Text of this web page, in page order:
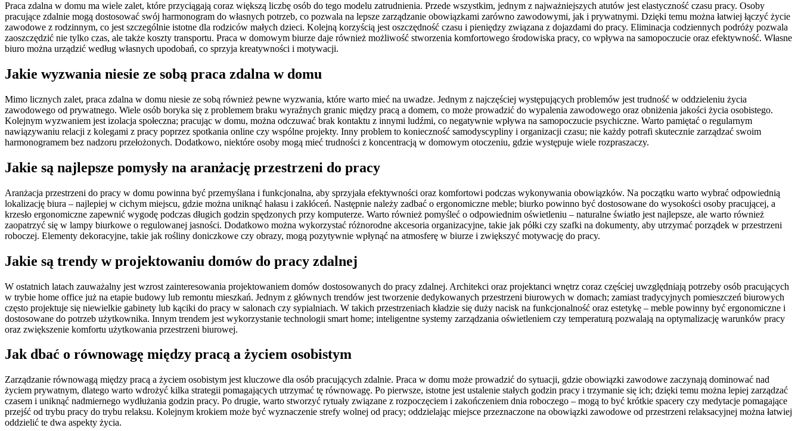
Praca zdalna w domu ma wiele zalet, które przyciągają coraz większą liczbę osób do tego modelu zatrudnienia. Przede wszystkim, jednym z najważniejszych atutów jest elastyczność czasu pracy. Osoby
pracujące zdalnie mogą dostosować swój harmonogram do własnych potrzeb, co pozwala na lepsze zarządzanie obowiązkami zarówno zawodowymi, jak i prywatnymi. Dzięki temu można łatwiej łączyć życie
zawodowe z rodzinnym, co jest szczególnie istotne dla rodziców małych dzieci. Kolejną korzyścią jest oszczędność czasu i pieniędzy związana z dojazdami do pracy. Eliminacja codziennych podróży pozwala
zaoszczędzić nie tylko czas, ale także koszty transportu. Praca w domowym biurze daje również możliwość stworzenia komfortowego środowiska pracy, co wpływa na samopoczucie oraz efektywność. Własne
biuro można urządzić według własnych upodobań, co sprzyja kreatywności i motywacji.
Jakie wyzwania niesie ze sobą praca zdalna w domu
Mimo licznych zalet, praca zdalna w domu niesie ze sobą również pewne wyzwania, które warto mieć na uwadze. Jednym z najczęściej występujących problemów jest trudność w oddzieleniu życia
zawodowego od prywatnego. Wiele osób boryka się z problemem braku wyraźnych granic między pracą a domem, co może prowadzić do wypalenia zawodowego oraz obniżenia jakości życia osobistego.
Kolejnym wyzwaniem jest izolacja społeczna; pracując w domu, można odczuwać brak kontaktu z innymi ludźmi, co negatywnie wpływa na samopoczucie psychiczne. Warto pamiętać o regularnym
nawiązywaniu relacji z kolegami z pracy poprzez spotkania online czy wspólne projekty. Inny problem to konieczność samodyscypliny i organizacji czasu; nie każdy potrafi skutecznie zarządzać swoim
harmonogramem bez nadzoru przełożonych. Dodatkowo, niektóre osoby mogą mieć trudności z koncentracją w domowym otoczeniu, gdzie występuje wiele rozpraszaczy.
Jakie są najlepsze pomysły na aranżację przestrzeni do pracy
Aranżacja przestrzeni do pracy w domu powinna być przemyślana i funkcjonalna, aby sprzyjała efektywności oraz komfortowi podczas wykonywania obowiązków. Na początku warto wybrać odpowiednią
lokalizację biura – najlepiej w cichym miejscu, gdzie można uniknąć hałasu i zakłóceń. Następnie należy zadbać o ergonomiczne meble; biurko powinno być dostosowane do wysokości osoby pracującej, a
krzesło ergonomiczne zapewnić wygodę podczas długich godzin spędzonych przy komputerze. Warto również pomyśleć o odpowiednim oświetleniu – naturalne światło jest najlepsze, ale warto również
zaopatrzyć się w lampy biurkowe o regulowanej jasności. Dodatkowo można wykorzystać różnorodne akcesoria organizacyjne, takie jak półki czy szafki na dokumenty, aby utrzymać porządek w przestrzeni
roboczej. Elementy dekoracyjne, takie jak rośliny doniczkowe czy obrazy, mogą pozytywnie wpłynąć na atmosferę w biurze i zwiększyć motywację do pracy.
Jakie są trendy w projektowaniu domów do pracy zdalnej
W ostatnich latach zauważalny jest wzrost zainteresowania projektowaniem domów dostosowanych do pracy zdalnej. Architekci oraz projektanci wnętrz coraz częściej uwzględniają potrzeby osób pracujących
w trybie home office już na etapie budowy lub remontu mieszkań. Jednym z głównych trendów jest tworzenie dedykowanych przestrzeni biurowych w domach; zamiast tradycyjnych pomieszczeń biurowych
często projektuje się niewielkie gabinety lub kąciki do pracy w salonach czy sypialniach. W takich przestrzeniach kładzie się duży nacisk na funkcjonalność oraz estetykę – meble powinny być ergonomiczne i
dostosowane do potrzeb użytkownika. Innym trendem jest wykorzystanie technologii smart home; inteligentne systemy zarządzania oświetleniem czy temperaturą pozwalają na optymalizację warunków pracy
oraz zwiększenie komfortu użytkowania przestrzeni biurowej.
Jak dbać o równowagę między pracą a życiem osobistym
Zarządzanie równowagą między pracą a życiem osobistym jest kluczowe dla osób pracujących zdalnie. Praca w domu może prowadzić do sytuacji, gdzie obowiązki zawodowe zaczynają dominować nad
życiem prywatnym, dlatego warto wdrożyć kilka strategii pomagających utrzymać tę równowagę. Po pierwsze, istotne jest ustalenie stałych godzin pracy i trzymanie się ich; dzięki temu można lepiej zarządzać
czasem i uniknąć nadmiernego wydłużania godzin pracy. Po drugie, warto stworzyć rytuały związane z rozpoczęciem i zakończeniem dnia roboczego – mogą to być krótkie spacery czy medytacje pomagające
przejść od trybu pracy do trybu relaksu. Kolejnym krokiem może być wyznaczenie strefy wolnej od pracy; oddzielając miejsce przeznaczone na obowiązki zawodowe od przestrzeni relaksacyjnej można łatwiej
oddzielić te dwa aspekty życia.